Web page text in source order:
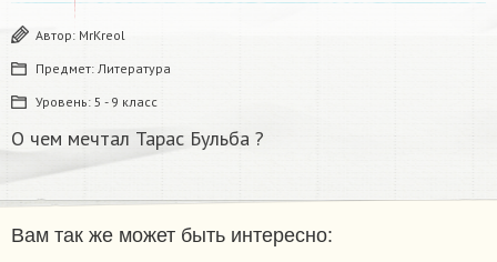
Автор: MrKreol
Предмет: Литература
Уровень: 5 - 9 класс
О чем мечтал Тарас Бульба ?
Вам так же может быть интересно: